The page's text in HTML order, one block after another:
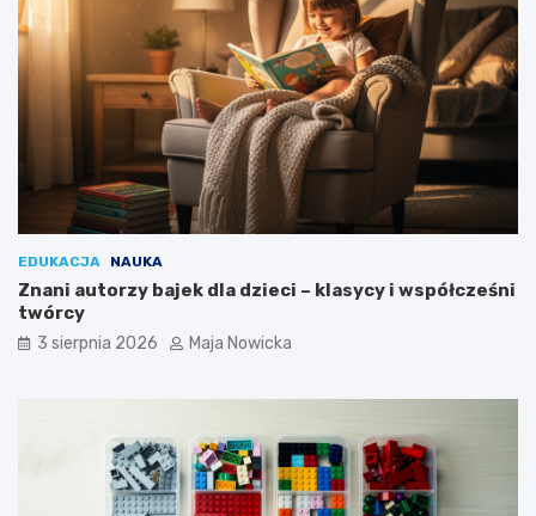
EDUKACJA NAUKA
Znani autorzy bajek dla dzieci – klasycy i współcześni
twórcy
3 sierpnia 2026 Maja Nowicka